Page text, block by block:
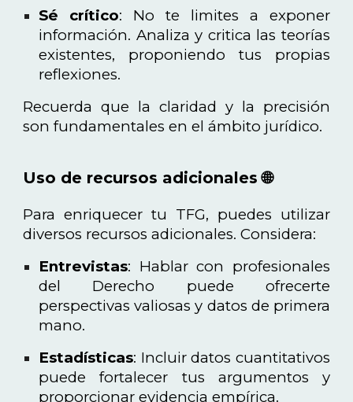
Sé crítico: No te limites a exponer
información. Analiza y critica las teorías
existentes, proponiendo tus propias
reflexiones.
Recuerda que la claridad y la precisión
son fundamentales en el ámbito jurídico.
Uso de recursos adicionales 🌐
Para enriquecer tu TFG, puedes utilizar
diversos recursos adicionales. Considera:
Entrevistas: Hablar con profesionales
del Derecho puede ofrecerte
perspectivas valiosas y datos de primera
mano.
Estadísticas: Incluir datos cuantitativos
puede fortalecer tus argumentos y
proporcionar evidencia empírica.